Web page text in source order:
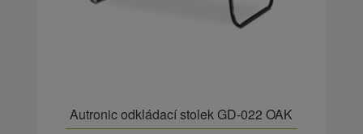
Autronic odkládací stolek GD-022 OAK